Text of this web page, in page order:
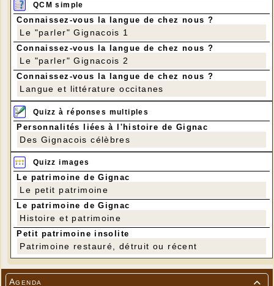

Agenda
QCM simple
Connaissez-vous la langue de chez nous ?
Le "parler" Gignacois 1
Connaissez-vous la langue de chez nous ?
Le "parler" Gignacois 2
Connaissez-vous la langue de chez nous ?
Langue et littérature occitanes
Quizz à réponses multiples
Personnalités liées à l'histoire de Gignac
Des Gignacois célèbres
Quizz images
Le patrimoine de Gignac
Le petit patrimoine
Le patrimoine de Gignac
Histoire et patrimoine
Petit patrimoine insolite
Patrimoine restauré, détruit ou récent